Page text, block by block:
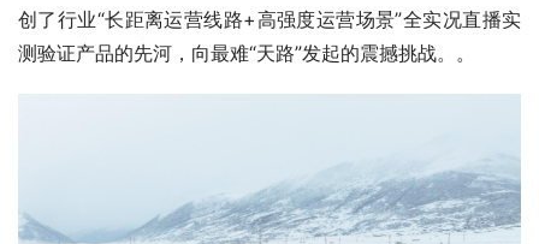
创了行业“长距离运营线路+高强度运营场景”全实况直播实
测验证产品的先河，向最难“天路”发起的震撼挑战。。